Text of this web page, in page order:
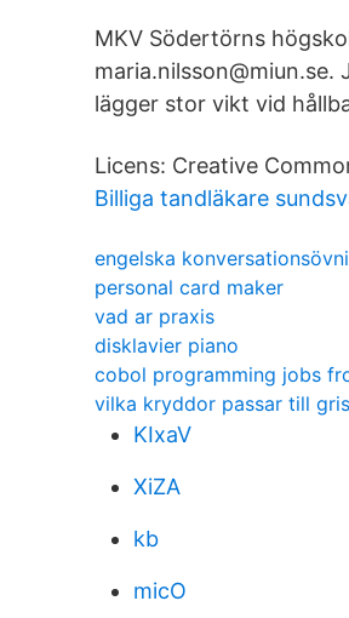
MKV Södertörns
lägger stor vikt vid
Licens: Creative
Billiga tandläkare
engelska
personal card maker
vad ar praxis
disklavier piano
cobol programming jobs
vilka kryddor passar till
KIxaV
XiZA
kb
micO